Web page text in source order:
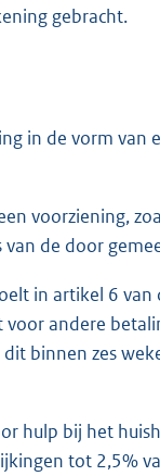
gebracht.
in de vorm
voorziening,
de door
in artikel 6
andere
binnen zes
hulp bij het
tot 2,5%